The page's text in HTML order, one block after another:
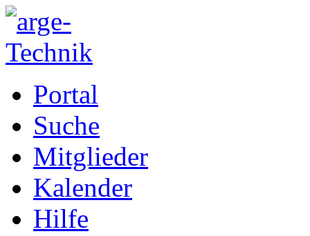
Portal
Suche
Mitglieder
Kalender
Hilfe